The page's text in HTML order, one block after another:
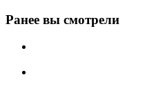
Ранее вы смотрели